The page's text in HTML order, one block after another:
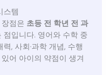
스템
점은 초등 전 학년 전 과
점입니다. 영어와 수학 중
, 사회·과학 개념, 수행
어 아이의 약점이 생겨